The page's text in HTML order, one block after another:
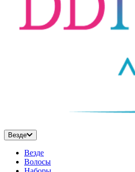
Везде
Везде
Волосы